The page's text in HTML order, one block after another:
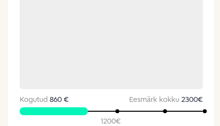
Kogutud 860 € Eesmärk kokku 2300€
1200€